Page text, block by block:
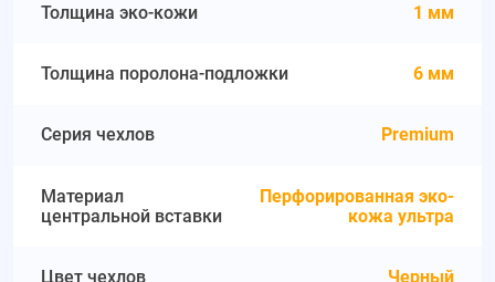
Толщина эко-кожи 1 мм
Толщина поролона-подложки 6 мм
Серия чехлов Premium
Материал
центральной вставки
Перфорированная эко-
кожа ультра
Цвет чехлов Черный